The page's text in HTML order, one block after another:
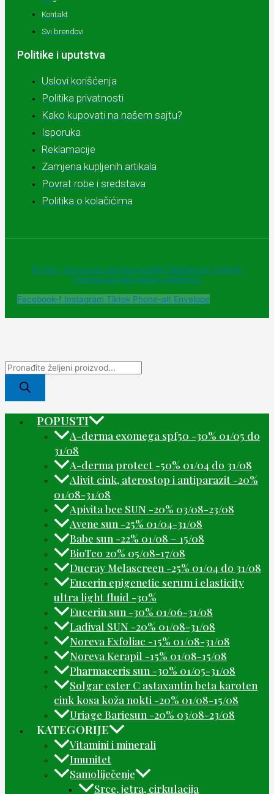
Kontakt
Svi brendovi
Politike i uputstva
Uslovi korišćenja
Politika privatnosti
Kako kupovati na našem sajtu?
Isporuka
Reklamacije
Zamjena kupljenih artikala
Povrat robe i sredstava
Politika o kolačićima
© 2025 - Sva prava zadržava Apoteke "Belladonna" Trebinje |
Powered and designed by Webherzz
Facebook-f Instagram Tiktok Phone-alt Envelope
POPUSTI
A-derma exomega spf50 -30% 01/05 do
31/08
A-derma protect -50% 01/04 do 31/08
Alivit cink, aterostop i antiparazit -20%
01/08-31/08
Apivita bee SUN -20% 03/08-23/08
Avene sun -25% 01/04-31/08
Babe sun -22% 01/08 – 15/08
BioTeo 20% 05/08-17/08
Ducray Melascreen -25% 01/04 do 31/08
Eucerin epigenetic serum i elasticity
ultra light fluid -30%
Eucerin sun -30% 01/06-31/08
Ladival SUN -20% 01/08-31/08
Noreva Exfoliac -15% 01/08-31/08
Noreva Kerapil -15% 01/08-15/08
Pharmaceris sun -30% 01/05-31/08
Solgar ester C astaxantin beta karoten
cink kosa koža nokti -20% 01/08-15/08
Uriage Bariesun -20% 03/08-23/08
KATEGORIJE
Vitamini i minerali
Imunitet
Samoliječenje
Srce, jetra, cirkulacija